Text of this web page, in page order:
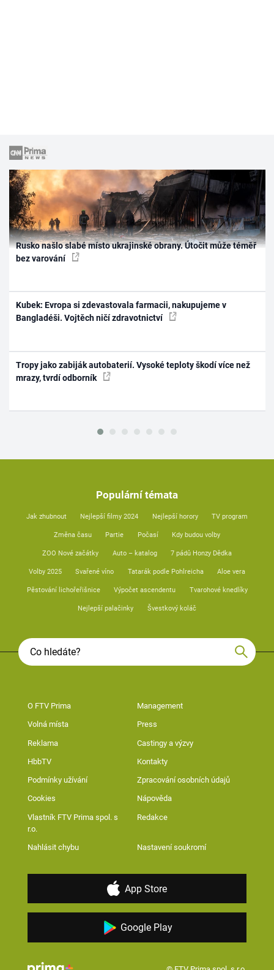
Rusko našlo slabé místo ukrajinské obrany. Útočit může téměř
bez varování
Kubek: Evropa si zdevastovala farmacii, nakupujeme v
Bangladéši. Vojtěch ničí zdravotnictví
Tropy jako zabiják autobaterií. Vysoké teploty škodí více než
mrazy, tvrdí odborník
Populární témata
Jak zhubnout Nejlepší filmy 2024 Nejlepší horory TV program
Změna času Partie Počasí Kdy budou volby
ZOO Nové začátky Auto – katalog 7 pádů Honzy Dědka
Volby 2025 Svařené víno Tatarák podle Pohlreicha Aloe vera
Pěstování lichořeřišnice Výpočet ascendentu Tvarohové knedlíky
Nejlepší palačinky Švestkový koláč
O FTV Prima Management
Volná místa Press
Reklama Castingy a výzvy
HbbTV Kontakty
Podmínky užívání Zpracování osobních údajů
Cookies Nápověda
Vlastník FTV Prima spol. s
r.o.
Redakce
Nahlásit chybu Nastavení soukromí
App Store
Google Play